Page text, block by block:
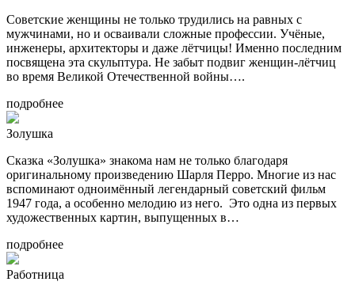
Советские женщины не только трудились на равных с
мужчинами, но и осваивали сложные профессии. Учёные,
инженеры, архитекторы и даже лётчицы! Именно последним
посвящена эта скульптура. Не забыт подвиг женщин-лётчиц
во время Великой Отечественной войны….
подробнее
Золушка
Сказка «Золушка» знакома нам не только благодаря
оригинальному произведению Шарля Перро. Многие из нас
вспоминают одноимённый легендарный советский фильм
1947 года, а особенно мелодию из него. Это одна из первых
художественных картин, выпущенных в…
подробнее
Работница